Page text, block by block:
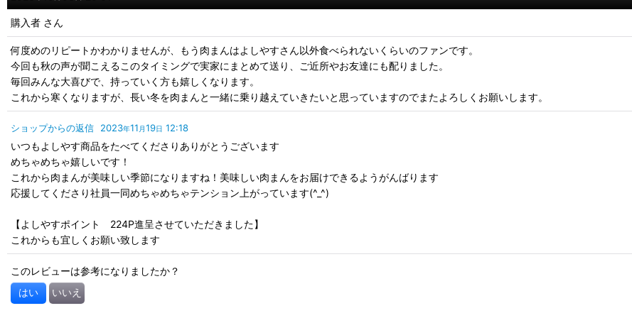
購入者 さん
何度めのリピートかわかりませんが、もう肉まんはよしやすさん以外食べられないくらいのファンです。
今回も秋の声が聞こえるこのタイミングで実家にまとめて送り、ご近所やお友達にも配りました。
毎回みんな大喜びで、持っていく方も嬉しくなります。
これから寒くなりますが、長い冬を肉まんと一緒に乗り越えていきたいと思っていますのでまたよろしくお願いします。
ショップからの返信 2023年11 月19日 12:18
いつもよしやす商品をたべてくださりありがとうございます
めちゃめちゃ嬉しいです！
これから肉まんが美味しい季節になりますね！美味しい肉まんをお届けできるようがんばります
応援してくださり社員一同めちゃめちゃテンション上がっています(^_^)
【よしやすポイント 224P進呈させていただきました】
これからも宜しくお願い致します
このレビューは参考になりましたか？
はい いいえ